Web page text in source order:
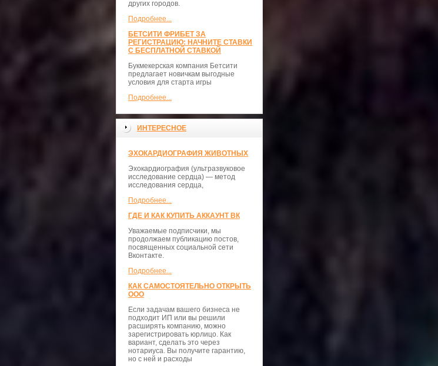
других городов.
Подробнее...
БЕТСИТИ ФРИБЕТ ЗА
РЕГИСТРАЦИЮ: НАЧНИТЕ СТАВКИ
С БЕСПЛАТНОЙ СТАВКОЙ
Букмекерская компания Бетсити
предлагает новичкам выгодные
условия для старта игры
Подробнее...
ИНТЕРЕСНОЕ
ЭХОКАРДИОГРАФИЯ ЖИВОТНЫХ
Эхокардиография (ультразвуковое
исследование сердца) — метод
исследования сердца,
Подробнее...
ГДЕ И КАК КУПИТЬ АККАУНТ ВК
Уважаемые подписчики, мы
продолжаем публикацию постов,
посвященных социальной сети
Вконтакте.
Подробнее...
КАК САМОСТОЯТЕЛЬНО ОТКРЫТЬ
ООО
Если задачам вашего бизнеса не
подходит ИП или вы решили
расширять компанию, можно
зарегистрировать юрлицо. Как
вариант, сделать это через
нотариуса. Вы получите гарантию,
но с ней и расходы